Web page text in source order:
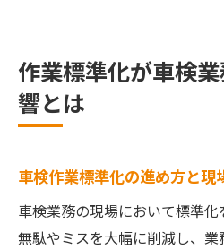
作業標準化が車検
響とは
車検作業標準化の進め方と現
車検業務の現場において標準
無駄やミスを大幅に削減し、